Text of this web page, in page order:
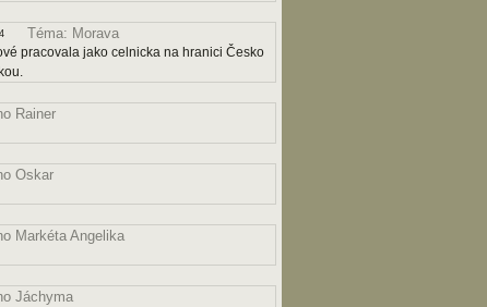
Téma: Morava
pracovala jako celnicka na hranici Česko
Rainer
Oskar
Markéta Angelika
Jáchyma